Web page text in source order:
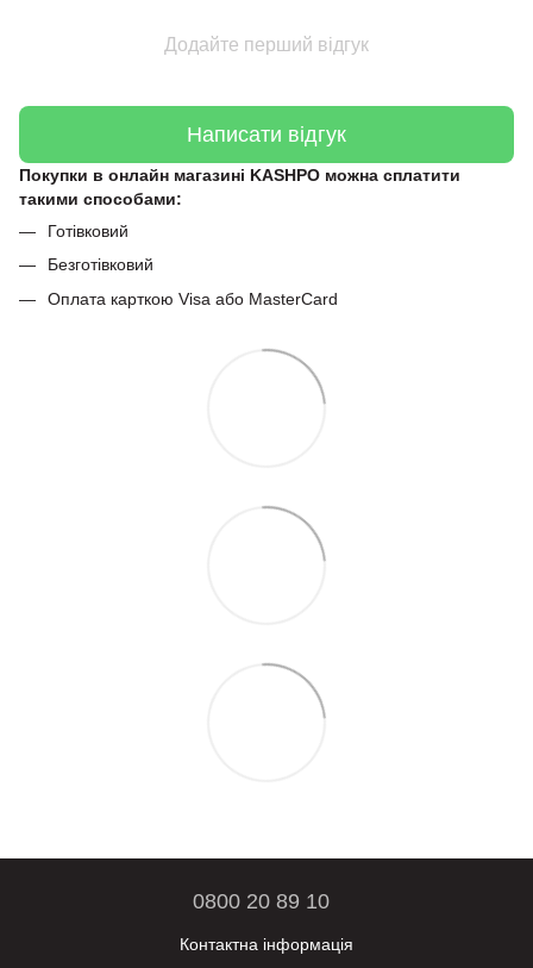
Додайте перший відгук
Написати відгук
Покупки в онлайн магазині KASHPO можна сплатити
такими способами:
Готівковий
Безготівковий
Оплата карткою Visa або MasterCard
0800 20 89 10
Контактна інформація